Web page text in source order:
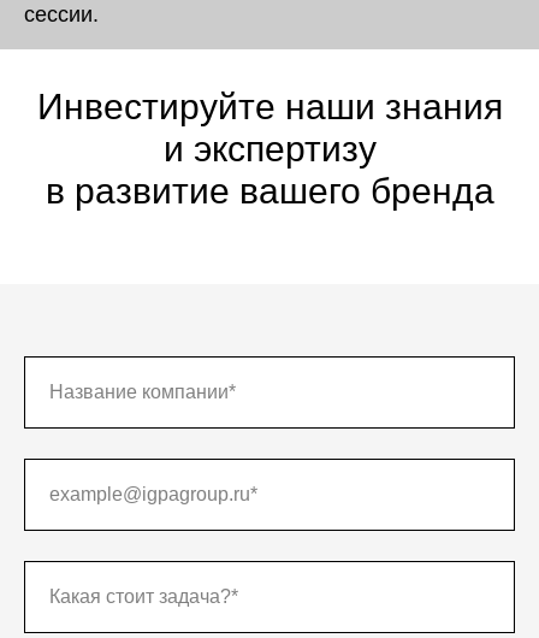
сессии.
Инвестируйте наши знания
и экспертизу
в развитие вашего бренда